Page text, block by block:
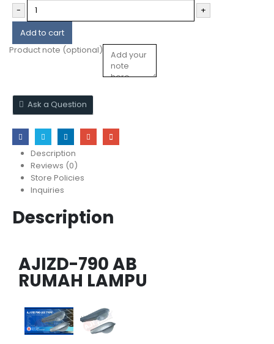
-
+
Add to cart
Product note (optional)
Ask a Question
Description
Reviews (0)
Store Policies
Inquiries
Description
AJIZD-790 AB
RUMAH LAMPU